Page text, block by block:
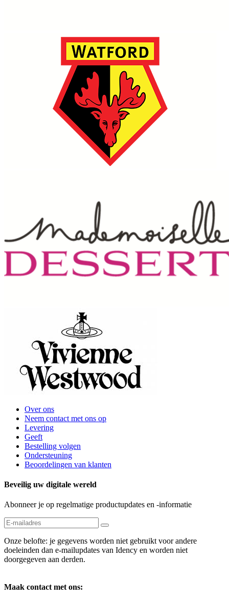
Over ons
Neem contact met ons op
Levering
Geeft
Bestelling volgen
Ondersteuning
Beoordelingen van klanten
Beveilig uw digitale wereld
Abonneer je op regelmatige productupdates en -informatie
Onze belofte: je gegevens worden niet gebruikt voor andere
doeleinden dan e-mailupdates van Idency en worden niet
doorgegeven aan derden.
Maak contact met ons: